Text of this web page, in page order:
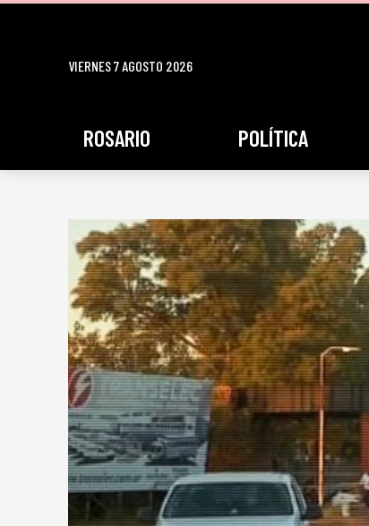
VIERNES 7 AGOSTO 2026
ROSARIO POLÍTICA